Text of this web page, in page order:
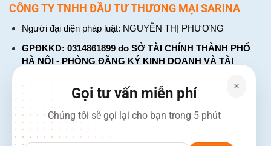
CÔNG TY TNHH ĐẦU TƯ THƯƠNG MẠI SARINA
Người đại diện pháp luật: NGUYỄN THỊ PHƯƠNG
GPĐKKD: 0314861899 do SỞ TÀI CHÍNH THÀNH PHỐ
HÀ NỘI - PHÒNG ĐĂNG KÝ KINH DOANH VÀ TÀI
CHÍNH DOANH NGHIỆP cấp. Đăng ký lần đầu: ngày 26
tháng 01 năm 2018. Đăng ký thay đổi lần thứ: 4, ngày 31
tháng 03 năm 2026
226 Đường Láng, Đống Đa, Hà Nội
137 Đường Hòa Hưng, Phường 12, Quận 10, TP. Hồ Chí
Gọi tư vấn miễn phí
Chúng tôi sẽ gọi lại cho bạn trong 5 phút